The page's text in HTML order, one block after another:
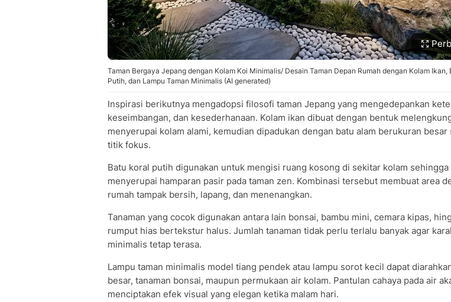
Taman Bergaya Jepang dengan Kolam Koi Minimalis/ Desain Taman Depan Rumah dengan Kolam Ikan,
Putih, dan Lampu Taman Minimalis (AI generated)
Inspirasi berikutnya mengadopsi filosofi taman Jepang yang mengedepankan
keseimbangan, dan kesederhanaan. Kolam ikan dibuat dengan bentuk
menyerupai kolam alami, kemudian dipadukan dengan batu alam berukuran besar
titik fokus.
Batu koral putih digunakan untuk mengisi ruang kosong di sekitar kolam sehingga
menyerupai hamparan pasir pada taman zen. Kombinasi tersebut membuat area
rumah tampak bersih, lapang, dan menenangkan.
Tanaman yang cocok digunakan antara lain bonsai, bambu mini, cemara kipas,
rumput hias bertekstur halus. Jumlah tanaman tidak perlu terlalu banyak agar
minimalis tetap terasa.
Lampu taman minimalis model tiang pendek atau lampu sorot kecil dapat
besar, tanaman bonsai, maupun permukaan air kolam. Pantulan cahaya pada air
menciptakan efek visual yang elegan ketika malam hari.